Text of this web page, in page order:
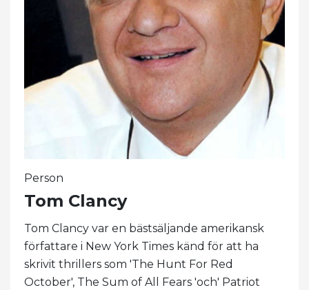
Person
Tom Clancy
Tom Clancy var en bästsäljande amerikansk
författare i New York Times känd för att ha
skrivit thrillers som 'The Hunt For Red
October', The Sum of All Fears 'och' Patriot